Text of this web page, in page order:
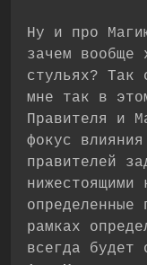
Ну и про
зачем вообще
стульях? Так
мне так в
Правителя и
фокус
правителей
нижестоящими
определенные
рамках
всегда будет